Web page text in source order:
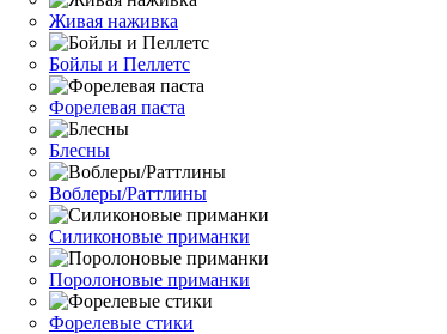
Живая наживка
Бойлы и Пеллетс
Форелевая паста
Блесны
Воблеры/Раттлины
Силиконовые приманки
Поролоновые приманки
Форелевые стики